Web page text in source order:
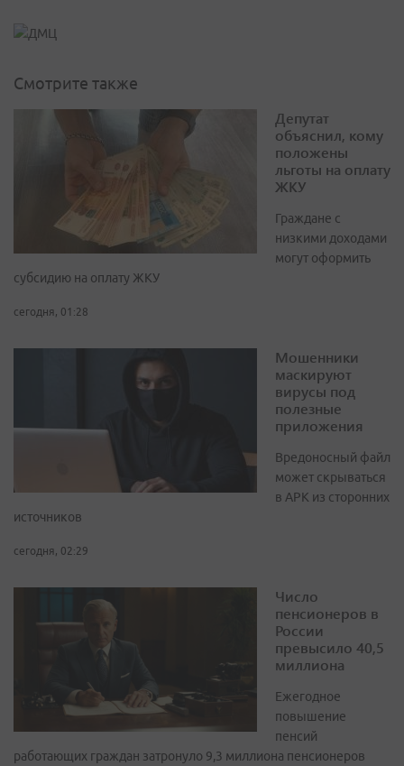
Смотрите также
Депутат
объяснил, кому
положены
льготы на оплату
ЖКУ
Граждане с
низкими доходами
могут оформить
субсидию на оплату ЖКУ
сегодня, 01:28
Мошенники
маскируют
вирусы под
полезные
приложения
Вредоносный файл
может скрываться
в APK из сторонних
источников
сегодня, 02:29
Число
пенсионеров в
России
превысило 40,5
миллиона
Ежегодное
повышение
пенсий
работающих граждан затронуло 9,3 миллиона пенсионеров